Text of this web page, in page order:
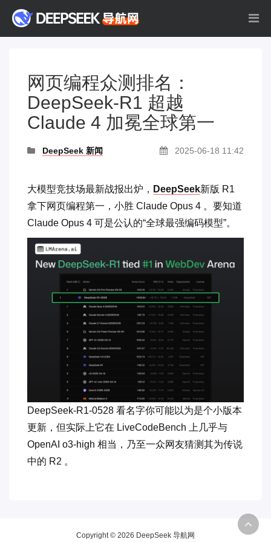
网页编程众测排名：
DeepSeek-R1 超越
Claude 4 加冕全球第一
DeepSeek 新闻 2025-06-18 11:42
大模型竞技场最新战报出炉， DeepSeek新版 R1
拿下网页编程第一，小胜 Claude Opus 4 。要知道
Claude Opus 4 可是公认的“全球最强编码模型”。
DeepSeek-R1-0528 看名字你可能以为是个小版本
更新，但实际上它在 LiveCodeBench 上几乎与
OpenAI o3-high 相当，乃至一众网友猜测其为传说
中的 R2 。
Copyright © 2026 DeepSeek 导航网